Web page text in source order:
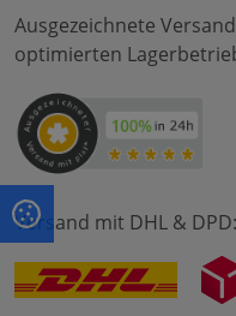
Ausgezeichnete
optimierten
Versand mit DHL & DPD: